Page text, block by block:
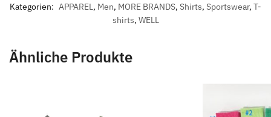
Kategorien: APPAREL , Men, MORE BRANDS, Shirts, Sportswear, T-
shirts, WELL
Ähnliche Produkte